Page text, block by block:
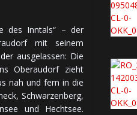
des Inntals“ – der
mit sei­nem
aus­ge­las­sen: Die
Oberaudorf zieht
nah und fern in die
Schwarzenberg,
und Hechtsee.